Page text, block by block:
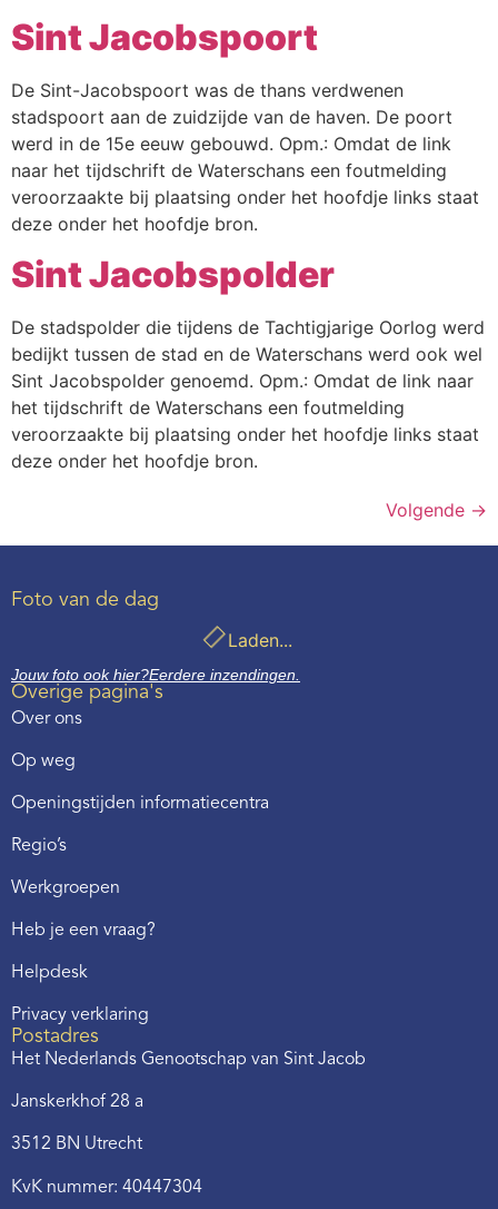
Sint Jacobspoort
De Sint-Jacobspoort was de thans verdwenen
stadspoort aan de zuidzijde van de haven. De poort
werd in de 15e eeuw gebouwd. Opm.: Omdat de link
naar het tijdschrift de Waterschans een foutmelding
veroorzaakte bij plaatsing onder het hoofdje links staat
deze onder het hoofdje bron.
Sint Jacobspolder
De stadspolder die tijdens de Tachtigjarige Oorlog werd
bedijkt tussen de stad en de Waterschans werd ook wel
Sint Jacobspolder genoemd. Opm.: Omdat de link naar
het tijdschrift de Waterschans een foutmelding
veroorzaakte bij plaatsing onder het hoofdje links staat
deze onder het hoofdje bron.
Volgende →
Foto van de dag
Laden...
Jouw foto ook hier?Eerdere inzendingen.
Overige pagina's
Over ons
Op weg
Openingstijden informatiecentra
Regio’s
Werkgroepen
Heb je een vraag?
Helpdesk
Privacy verklaring
Postadres
Het Nederlands Genootschap van Sint Jacob
Janskerkhof 28 a
3512 BN Utrecht
KvK nummer: 40447304